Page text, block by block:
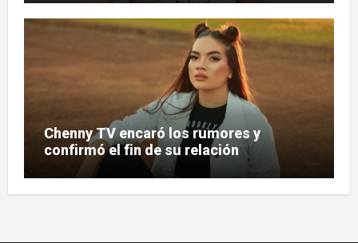
Chenny TV encaró los rumores y
confirmó el fin de su relación